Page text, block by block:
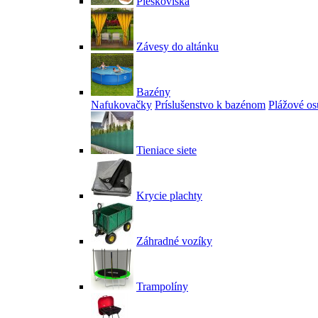
Závesy do altánku
Bazény
Nafukovačky Príslušenstvo k bazénom Plážové
Tieniace siete
Krycie plachty
Záhradné vozíky
Trampolíny